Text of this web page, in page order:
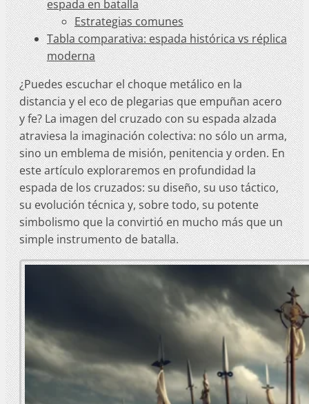
espada en batalla
Estrategias comunes
Tabla comparativa: espada histórica vs réplica
moderna
¿Puedes escuchar el choque metálico en la
distancia y el eco de plegarias que empuñan acero
y fe? La imagen del cruzado con su espada alzada
atraviesa la imaginación colectiva: no sólo un arma,
sino un emblema de misión, penitencia y orden. En
este artículo exploraremos en profundidad la
espada de los cruzados: su diseño, su uso táctico,
su evolución técnica y, sobre todo, su potente
simbolismo que la convirtió en mucho más que un
simple instrumento de batalla.